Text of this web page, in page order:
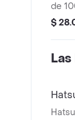
de
beef
$